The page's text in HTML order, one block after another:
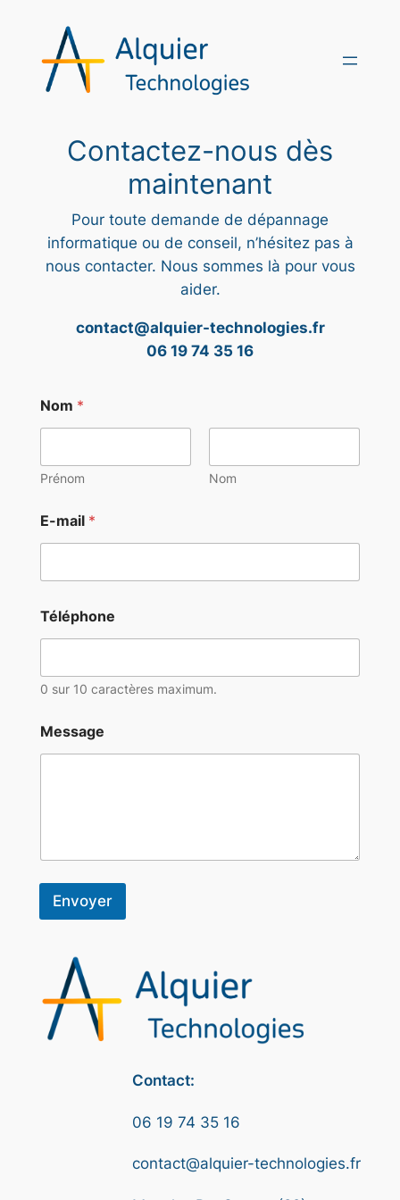
contenu
Contactez-nous dès
maintenant
Pour toute demande de dépannage
informatique ou de conseil, n’hésitez pas à
nous contacter. Nous sommes là pour vous
aider.
contact@alquier-technologies.fr
06 19 74 35 16
Nom *
Prénom Nom
E-mail *
Téléphone
0 sur 10 caractères maximum.
T
é
N
m
Message
Envoyer
Contact:
06 19 74 35 16
contact@alquier-technologies.fr